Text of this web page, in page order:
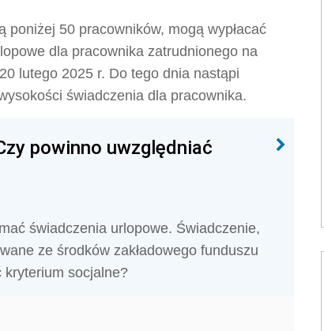
50 pracowników, mogą wypłacać
dla pracownika zatrudnionego na
lutego 2025 r. Do tego dnia nastąpi
świadczenia dla pracownika.
powinno uwzględniać
świadczenia urlopowe. Świadczenie,
ze środków zakładowego funduszu
kryterium socjalne?